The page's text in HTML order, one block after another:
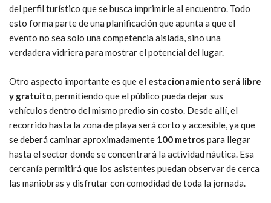
del perfil turístico que se busca imprimirle al encuentro. Todo
esto forma parte de una planificación que apunta a que el
evento no sea solo una competencia aislada, sino una
verdadera vidriera para mostrar el potencial del lugar.
Otro aspecto importante es que el estacionamiento será libre
y gratuito, permitiendo que el público pueda dejar sus
vehículos dentro del mismo predio sin costo. Desde allí, el
recorrido hasta la zona de playa será corto y accesible, ya que
se deberá caminar aproximadamente 100 metrospara llegar
hasta el sector donde se concentrará la actividad náutica. Esa
cercanía permitirá que los asistentes puedan observar de cerca
las maniobras y disfrutar con comodidad de toda la jornada.